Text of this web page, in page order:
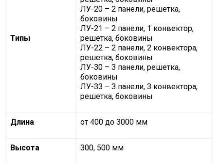
Типы
ЛУ-20 – 2 панели, решетка,
боковины
ЛУ-21 – 2 панели, 1 конвектор,
решетка, боковины
ЛУ-22 – 2 панели, 2 конвектора,
решетка, боковины
ЛУ-30 – 3 панели, решетка,
боковины
ЛУ-33 – 3 панели, 3 конвектора,
решетка, боковины
Длина от 400 до 3000 мм
Высота 300, 500 мм